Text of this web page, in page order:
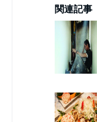
関連記事